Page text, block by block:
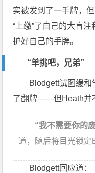
实被发到了一手牌，
“上缴”了自己的大盲
护好自己的手牌。
“单挑吧，兄弟”
Blodgett试图缓
了翻牌——但Heath并
“我不需要你的
道，随后将目光锁定
Blodgett回应道：